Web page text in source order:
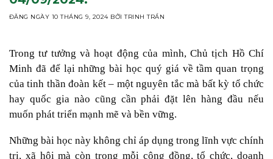
ĐĂNG NGÀY 10 THÁNG 9, 2024BỞITRINH TRẦN
Trong tư tưởng và hoạt động của mình, Chủ tịch Hồ Chí
Minh đã để lại những bài học quý giá về tầm quan trọng
của tinh thần đoàn kết – một nguyên tắc mà bất kỳ tổ chức
hay quốc gia nào cũng cần phải đặt lên hàng đầu nếu
muốn phát triển mạnh mẽ và bền vững.
Những bài học này không chỉ áp dụng trong lĩnh vực chính
trị, xã hội mà còn trong mỗi cộng đồng, tổ chức, doanh